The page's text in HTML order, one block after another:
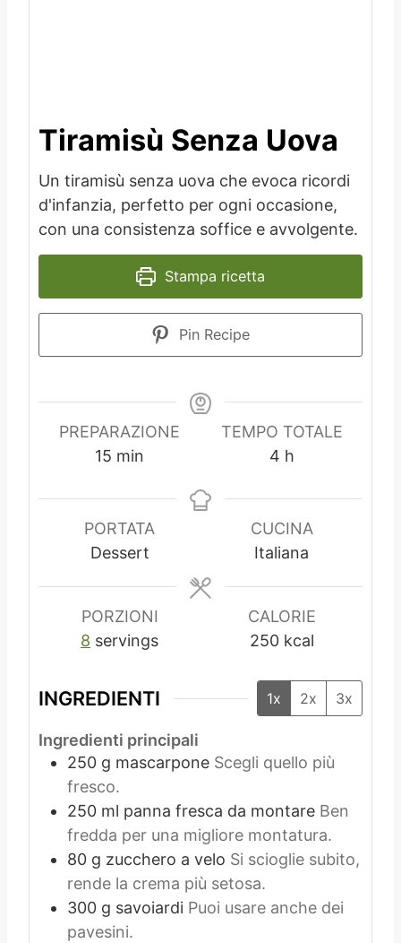
Tiramisù Senza Uova
Un tiramisù senza uova che evoca ricordi
d'infanzia, perfetto per ogni occasione,
con una consistenza soffice e avvolgente.
Stampa ricetta
Pin Recipe
PREPARAZIONE
15 m
n
u
t
min
TEMPO TOTALE
4o
e
h
PORTATA
Dessert
CUCINA
Italiana
PORZIONI
8 servings
CALORIE
250 kcal
INGREDIENTI 1x 2x 3x
Ingredienti principali
250 g mascarpone Scegli quello più
fresco.
250 ml panna fresca da montare Ben
fredda per una migliore montatura.
80 g zucchero a velo Si scioglie subito,
rende la crema più setosa.
300 g savoiardi Puoi usare anche dei
pavesini.